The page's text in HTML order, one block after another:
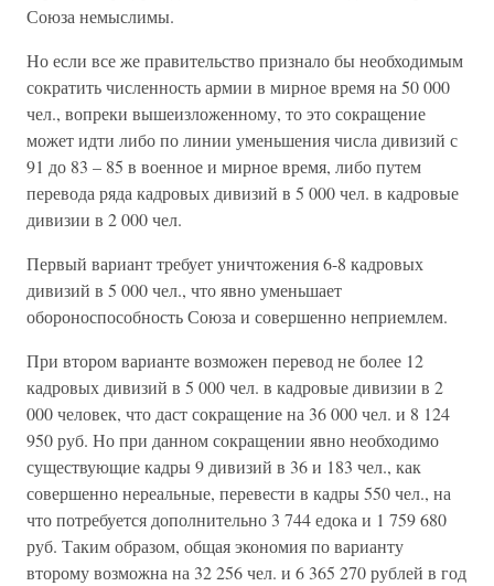
Союза немыслимы.
Но если все же правительство признало бы необходимым
сократить численность армии в мирное время на 50 000
чел., вопреки вышеизложенному, то это сокращение
может идти либо по линии уменьшения числа дивизий с
91 до 83 – 85 в военное и мирное время, либо путем
перевода ряда кадровых дивизий в 5 000 чел. в кадровые
дивизии в 2 000 чел.
Первый вариант требует уничтожения 6-8 кадровых
дивизий в 5 000 чел., что явно уменьшает
обороноспособность Союза и совершенно неприемлем.
При втором варианте возможен перевод не более 12
кадровых дивизий в 5 000 чел. в кадровые дивизии в 2
000 человек, что даст сокращение на 36 000 чел. и 8 124
950 руб. Но при данном сокращении явно необходимо
существующие кадры 9 дивизий в 36 и 183 чел., как
совершенно нереальные, перевести в кадры 550 чел., на
что потребуется дополнительно 3 744 едока и 1 759 680
руб. Таким образом, общая экономия по варианту
второму возможна на 32 256 чел. и 6 365 270 рублей в год